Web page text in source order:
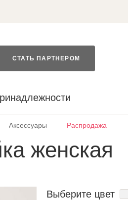
СТАТЬ ПАРТНЕРОМ
Аксессуары Распродажа
женская
Выберите цвет